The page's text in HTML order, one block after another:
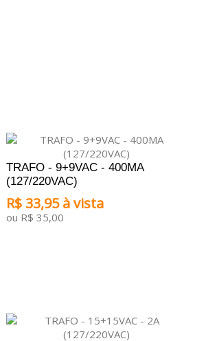
TRAFO - 9+9VAC - 400MA
(127/220VAC)
R$ 33,95 à vista
ou R$ 35,00